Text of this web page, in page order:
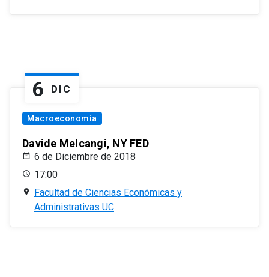
6 DIC
Macroeconomía
Davide Melcangi, NY FED
6 de Diciembre de 2018
17:00
Facultad de Ciencias Económicas y
Administrativas UC